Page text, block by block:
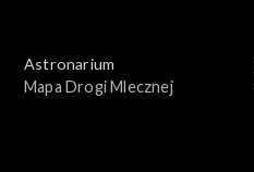
Astronarium
Mapa Drogi Mlecznej